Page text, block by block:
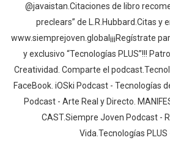
@javaistan.Citaciones de libro
preclears” de L.R.Hubbard.Citas y
www.siemprejoven.global¡¡¡Regístrate
y exclusivo “Tecnologías PLUS”!!!
Creatividad. Comparte el
FaceBook. iOSki Podcast - Tecnologías
Podcast - Arte Real y Directo.
CAST.Siempre Joven Podcast -
Vida.Tecnologías PLUS